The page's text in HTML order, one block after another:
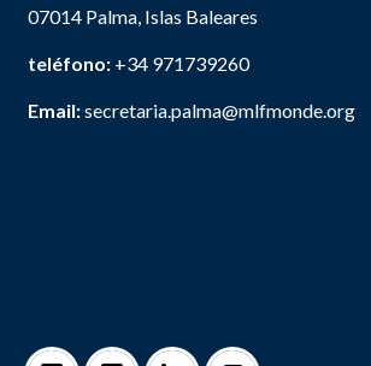
07014 Palma, Islas Baleares
teléfono: +34 971739260
Email:secretaria.palma@mlfmonde.org